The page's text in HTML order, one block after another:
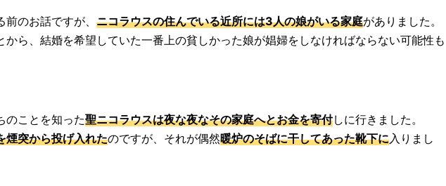
のお話ですが、 ニコラウスの住んでいる近所には3人の娘がいる家庭がありました。
から、結婚を希望していた一番上の貧しかった娘が娼婦をしなければならない可能性も
のことを知った聖ニコラウスは夜な夜なその家庭へとお金を寄付しに行きました。
煙突から投げ入れたのですが、それが偶然暖炉のそばに干してあった靴下に入りまし